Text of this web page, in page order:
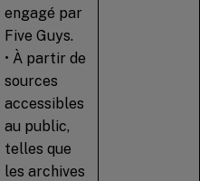
engagé par
Five Guys.
• À partir de
sources
accessibles
au public,
telles que
les archives